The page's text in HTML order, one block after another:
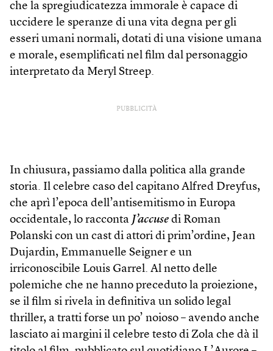
che la spregiudicatezza immorale è capace di
uccidere le speranze di una vita degna per gli
esseri umani normali, dotati di una visione umana
e morale, esemplificati nel film dal personaggio
interpretato da Meryl Streep.
PUBBLICITÀ
In chiusura, passiamo dalla politica alla grande
storia. Il celebre caso del capitano Alfred Dreyfus,
che aprì l’epoca dell’antisemitismo in Europa
occidentale, lo racconta J’accuse di Roman
Polanski con un cast di attori di prim’ordine, Jean
Dujardin, Emmanuelle Seigner e un
irriconoscibile Louis Garrel. Al netto delle
polemiche che ne hanno preceduto la proiezione,
se il film si rivela in definitiva un solido legal
thriller, a tratti forse un po’ noioso – avendo anche
lasciato ai margini il celebre testo di Zola che dà il